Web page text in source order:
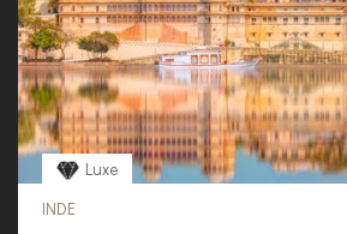
Luxe
INDE